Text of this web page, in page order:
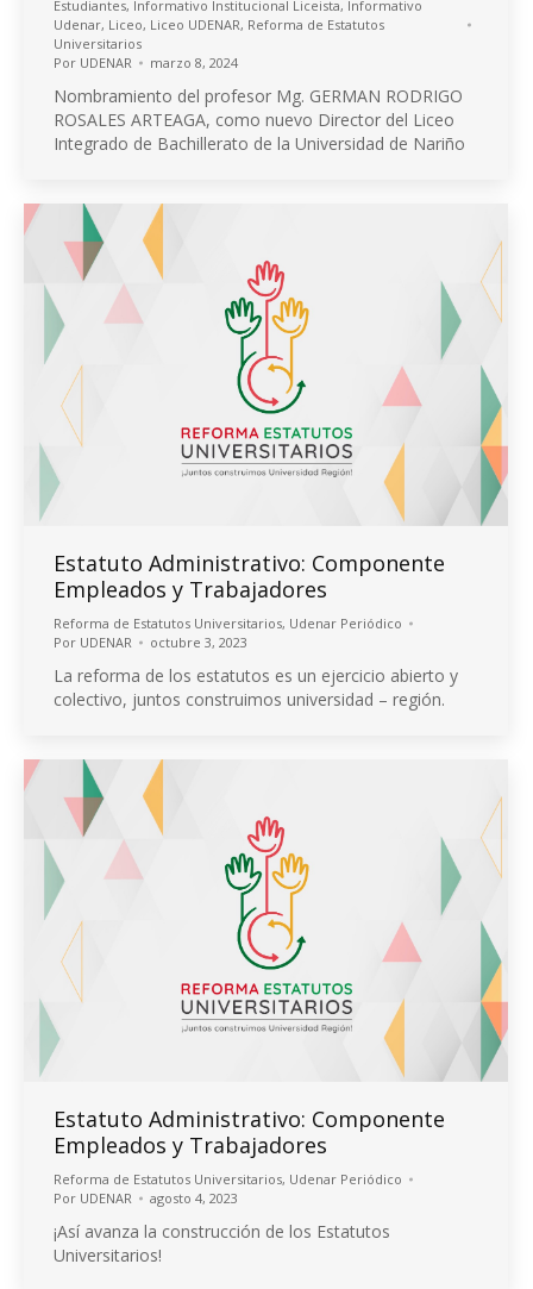
Estudiantes, Informativo Institucional Liceista, Informativo
Udenar, Liceo, Liceo UDENAR, Reforma de Estatutos
Universitarios
Por UDENAR marzo 8, 2024
Nombramiento del profesor Mg. GERMAN RODRIGO
ROSALES ARTEAGA, como nuevo Director del Liceo
Integrado de Bachillerato de la Universidad de Nariño
Estatuto Administrativo: Componente
Empleados y Trabajadores
Reforma de Estatutos Universitarios, Udenar Periódico
Por UDENAR octubre 3, 2023
La reforma de los estatutos es un ejercicio abierto y
colectivo, juntos construimos universidad – región.
Estatuto Administrativo: Componente
Empleados y Trabajadores
Reforma de Estatutos Universitarios, Udenar Periódico
Por UDENAR agosto 4, 2023
¡Así avanza la construcción de los Estatutos
Universitarios!